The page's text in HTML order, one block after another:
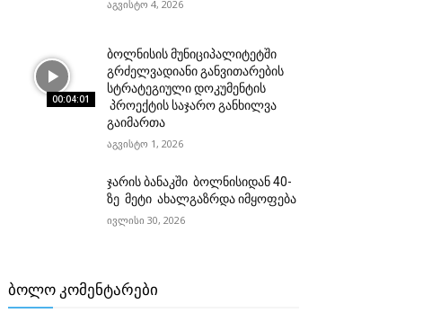
აგვისტო 4, 2026
00:04:01
ბოლნისის მუნიციპალიტეტში
გრძელვადიანი განვითარების
სტრატეგიული დოკუმენტის
პროექტის საჯარო განხილვა
გაიმართა
აგვისტო 1, 2026
ჯარის ბანაკში ბოლნისიდან 40-
ზე მეტი ახალგაზრდა იმყოფება
ივლისი 30, 2026
ᲑᲝᲚᲝ ᲙᲝᲛᲔᲜᲢᲐᲠᲔᲑᲘ